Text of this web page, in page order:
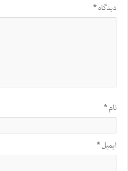
دیدگاه*
نام*
ایمیل*